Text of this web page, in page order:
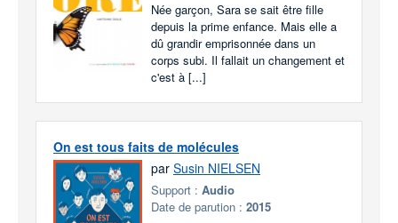
Née garçon, Sara se sait être fille
depuis la prime enfance. Mais elle a
dû grandir emprisonnée dans un
corps subi. Il fallait un changement et
c'est à [...]
On est tous faits de molécules
par Susin NIELSEN
Support : Audio
Date de parution : 2015